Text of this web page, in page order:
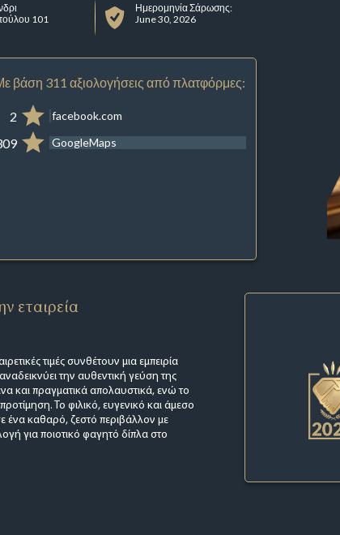
101
Ημερομηνία Σάρωσης:
June 30, 2026
βάση 311 αξιολογήσεις από πλατφόρμες:
2 facebook.com
GoogleMaps
εταιρεία
τιμές συνθέτουν μια εμπειρία
την αυθεντική γεύση της
και πραγματικά απολαυστικά, ενώ το
Το φιλικό, ευγενικό και άμεσο
ένα καθαρό, ζεστό περιβάλλον με
για ποιοτικό φαγητό δίπλα στο